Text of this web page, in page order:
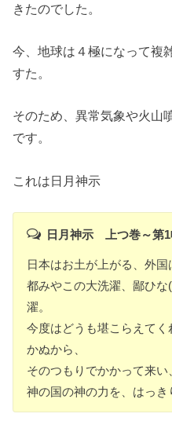
きたのでした。
今、地球は４極になって複
すた。
そのため、異常気象や火山
です。
これは日月神示
日月神示 上つ巻～第1
日本はお土が上がる、外国
都みやこの大洗濯、鄙ひ
濯。
今度はどうも堪こらえて
かぬから、
そのつもりでかかって来い
神の国の神の力を、はっき